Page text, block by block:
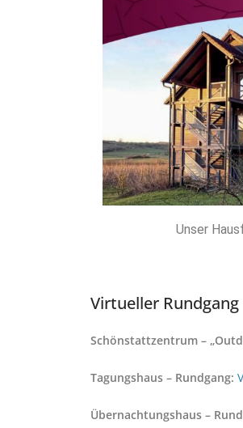
Unser
Virtueller Rundgang
Schönstattzentrum –
Tagungshaus – Rundgang:
Übernachtungshaus –